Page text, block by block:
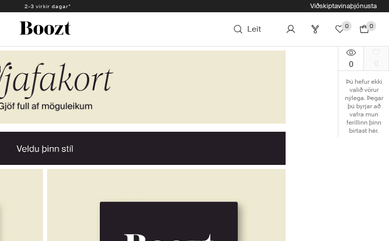
2-3 virkir dagar* Viðskiptavinaþjónusta
Leit 0 0
0 0
Þú hefur ekki
valið vörur
nýlega. Þegar
þú byrjar að
vafra mun
ferillinn þinn
birtast hér.